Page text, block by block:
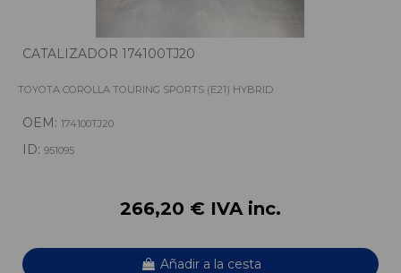
CATALIZADOR 174100TJ20
TOYOTA COROLLA TOURING SPORTS (E21) HYBRID
OEM: 174100TJ20
ID: 951095
266,20 € IVA inc.
Añadir a la cesta